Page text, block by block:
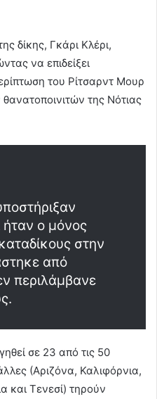
δίκης, Γκάρι Κλέρι,
να επιδείξει
του Ρίτσαρντ Μουρ
της Νότιας
ήταν ο μόνος
στην
από
περιλάμβανε
σε 23 από τις 50
(Αριζόνα, Καλιφόρνια,
και Τενεσί) τηρούν